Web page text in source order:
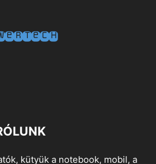
kütyük a notebook, mobil, a